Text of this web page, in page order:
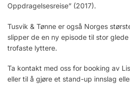
Oppdragelsesreise” (2017).
Tusvik & Tønne er også Norges
slipper de en ny episode til stor
trofaste lyttere.
Ta kontakt med oss for booking av
eller til å gjøre et stand-up innslag